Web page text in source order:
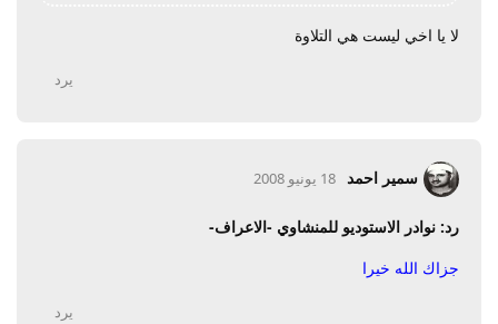
لا يا اخي ليست هي التلاوة
يرد
سمير احمد 18 يونيو 2008
رد: نوادر الاستوديو للمنشاوي -الاعراف-
جزاك الله خيرا
يرد